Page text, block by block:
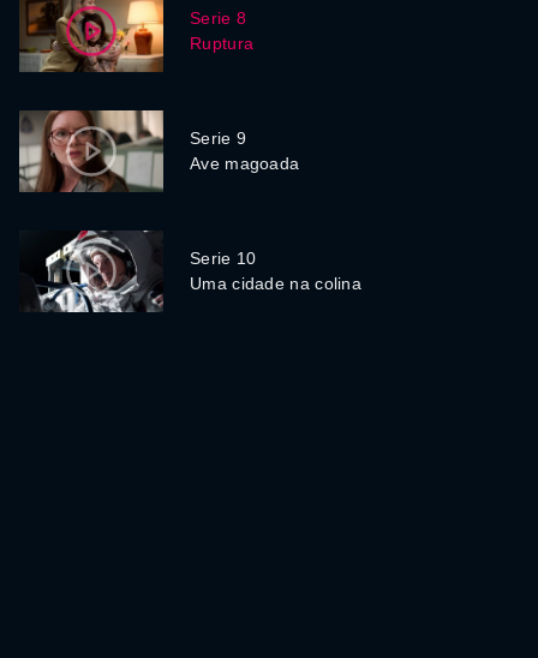
Serie 8
Ruptura
Serie 9
Ave magoada
Serie 10
Uma cidade na colina